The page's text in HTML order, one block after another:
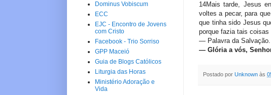
14Mais tarde, Jesus
voltes a pecar, para
que tinha sido Jesus
porque fazia tais coisas
— Palavra da Salvação.
— Glória a vós,
Postado por Unknown às
Dominus Vobiscum
ECC
EJC - Encontro de Jovens
com Cristo
Facebook - Trio Sorriso
GPP Maceió
Guia de Blogs Católicos
Liturgia das Horas
Ministério Adoração e
Vida